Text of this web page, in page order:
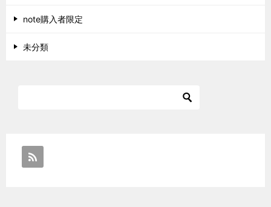
note購入者限定
未分類